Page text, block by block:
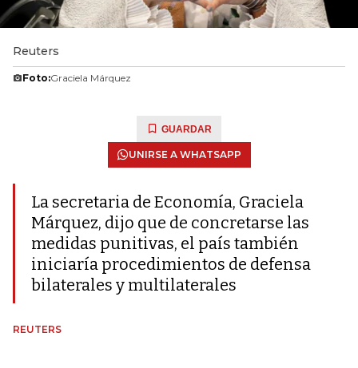
Reuters
Foto:Graciela Márquez
GUARDAR
UNIRSE A WHATSAPP
La secretaria de Economía, Graciela
Márquez, dijo que de concretarse las
medidas punitivas, el país también
iniciaría procedimientos de defensa
bilaterales y multilaterales
REUTERS